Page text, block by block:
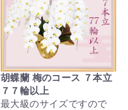
胡蝶蘭 梅のコース ７本立
７７輪以上
最大級のサイズですので